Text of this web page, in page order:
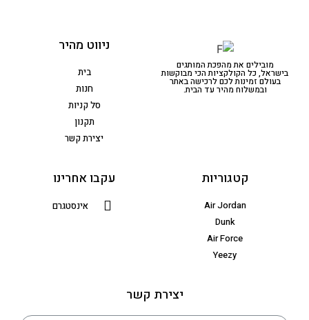
מובילים את מהפכת המותגים
בישראל, כל הקולקציות הכי מבוקשות
בעולם זמינות לכם לרכישה באתר
ובמשלוח מהיר עד הבית.
ניווט מהיר
בית
חנות
סל קניות
תקנון
יצירת קשר
קטגוריות
Air Jordan
Dunk
Air Force
Yeezy
עקבו אחרינו
אינסטגרם
יצירת קשר